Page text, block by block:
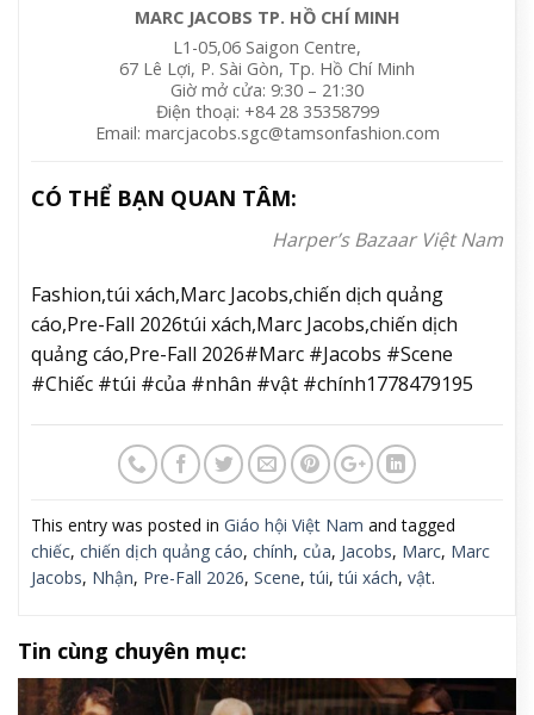
MARC JACOBS TP. HỒ CHÍ MINH
L1-05,06 Saigon Centre,
67 Lê Lợi, P. Sài Gòn, Tp. Hồ Chí Minh
Giờ mở cửa: 9:30 – 21:30
Điện thoại: +84 28 35358799
Email: marcjacobs.sgc@tamsonfashion.com
CÓ THỂ BẠN QUAN TÂM:
Harper’s Bazaar Việt Nam
Fashion,túi xách,Marc Jacobs,chiến dịch quảng
cáo,Pre-Fall 2026túi xách,Marc Jacobs,chiến dịch
quảng cáo,Pre-Fall 2026#Marc #Jacobs #Scene
#Chiếc #túi #của #nhân #vật #chính1778479195
This entry was posted in Giáo hội Việt Nam and tagged
chiếc, chiến dịch quảng cáo, chính, của, Jacobs, Marc, Marc
Jacobs, Nhận, Pre-Fall 2026, Scene,túi,túi xách, vật.
Tin cùng chuyên mục: